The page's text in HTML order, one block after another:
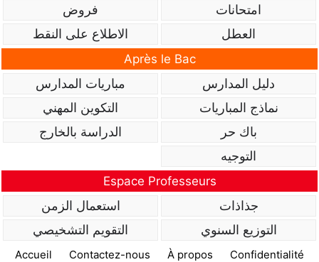
امتحانات
فروض
العطل
الاطلاع على النقط
Après le Bac
دليل المدارس
مباريات المدارس
نماذج المباريات
التكوين المهني
باك حر
الدراسة بالخارج
التوجيه
Espace Professeurs
جذاذات
استعمال الزمن
التوزيع السنوي
التقويم التشخيصي
Accueil Contactez-nous À propos Confidentialité